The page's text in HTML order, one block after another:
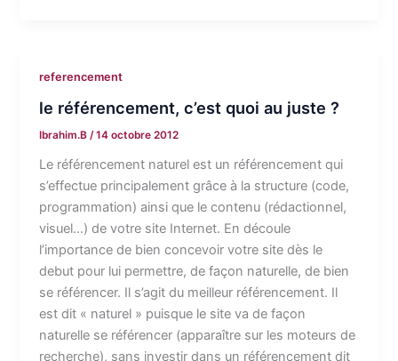
referencement
le référencement, c’est quoi au juste ?
Ibrahim.B/14 octobre 2012
Le référencement naturel est un référencement qui
s’effectue principalement grâce à la structure (code,
programmation) ainsi que le contenu (rédactionnel,
visuel…) de votre site Internet. En découle
l’importance de bien concevoir votre site dès le
debut pour lui permettre, de façon naturelle, de bien
se référencer. Il s’agit du meilleur référencement. Il
est dit « naturel » puisque le site va de façon
naturelle se référencer (apparaître sur les moteurs de
recherche), sans investir dans un référencement dit